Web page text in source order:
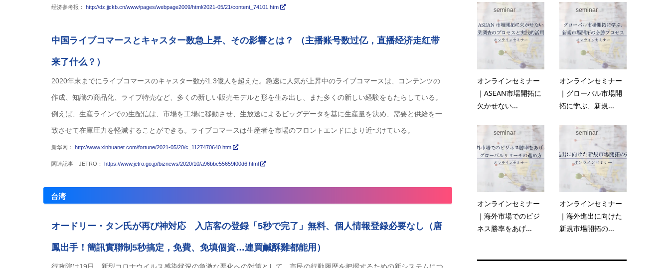
经济参考报：http://dz.jjckb.cn/www/pages/webpage2009/html/2021-05/21/content_74101.htm
中国ライブコマースとキャスター数急上昇、その影響とは？ （主播账号数过亿，直播经济走红带
来了什么？）
2020年末までにライブコマースのキャスター数が1.3億人を超えた。急速に人気が上昇中のライブコマースは、コンテンツの
作成、知識の商品化、ライブ特売など、多くの新しい販売モデルと形を生み出し、また多くの新しい経験をもたらしている。
例えば、生産ラインでの生配信は、市場を工場に移動させ、生放送によるビッグデータを基に生産量を決め、需要と供給を一
致させて在庫圧力を軽減することができる。ライブコマースは生産者を市場のフロントエンドにより近づけている。
新华网：http://www.xinhuanet.com/fortune/2021-05/20/c_1127470640.htm
関連記事 JETRO：https://www.jetro.go.jp/biznews/2020/10/a96bbe55659f00d6.html
台湾
オードリー・タン氏が再び神対応 入店客の登録「5秒で完了」無料、個人情報登録必要なし（唐
鳳出手！簡訊實聯制5秒搞定，免費、免填個資…連買鹹酥雞都能用）
seminar
オンラインセミナー
｜ASEAN市場開拓に
欠かせない...
seminar
オンラインセミナー
｜グローバル市場開
拓に学ぶ、新規...
seminar
オンラインセミナー
｜海外市場でのビジ
ネス勝率をあげ...
seminar
オンラインセミナー
｜海外進出に向けた
新規市場開拓の...